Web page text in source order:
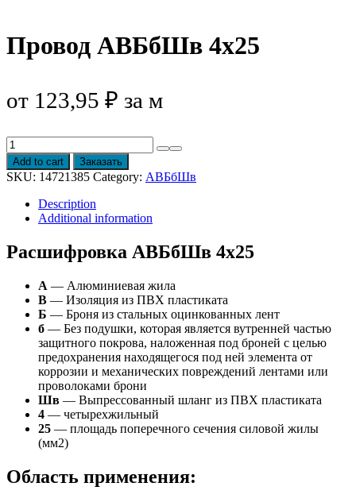
Провод АВБбШв 4х25
от 123,95 ₽ за м
Провод
АВБбШв
4х25
quantity
Add to cart Заказать
SKU: 14721385 Category: АВБбШв
Description
Additional information
Расшифровка АВБбШв 4х25
А — Алюминиевая жила
В — Изоляция из ПВХ пластиката
Б — Броня из стальных оцинкованных лент
б — Без подушки, которая является вутренней частью
защитного покрова, наложенная под броней с целью
предохранения находящегося под ней элемента от
коррозии и механических повреждений лентами или
проволоками брони
Шв — Выпрессованный шланг из ПВХ пластиката
4 — четырехжильный
25 — площадь поперечного сечения силовой жилы
(мм2)
Область применения: